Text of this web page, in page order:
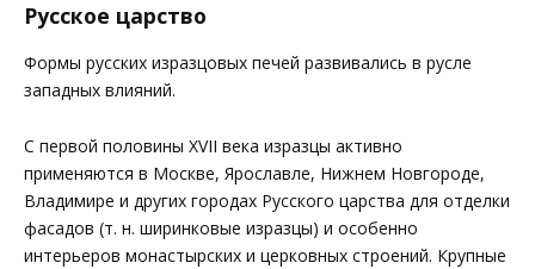
Русское царство
Формы русских изразцовых печей развивались в русле
западных влияний.
С первой половины XVII века изразцы активно
применяются в Москве, Ярославле, Нижнем Новгороде,
Владимире и других городах Русского царства для отделки
фасадов (т. н. ширинковые изразцы) и особенно
интерьеров монастырских и церковных строений. Крупные